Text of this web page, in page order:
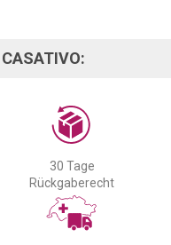
CASATIVO:
30 Tage
Rückgaberecht